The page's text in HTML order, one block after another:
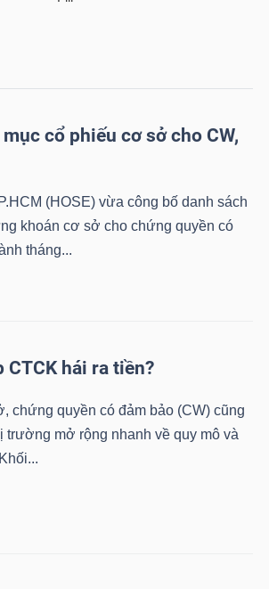
cổ phiếu cơ sở cho CW,
(HOSE) vừa công bố danh sách
khoán cơ sở cho chứng quyền có
tháng...
CTCK hái ra tiền?
chứng quyền có đảm bảo (CW) cũng
trường mở rộng nhanh về quy mô và